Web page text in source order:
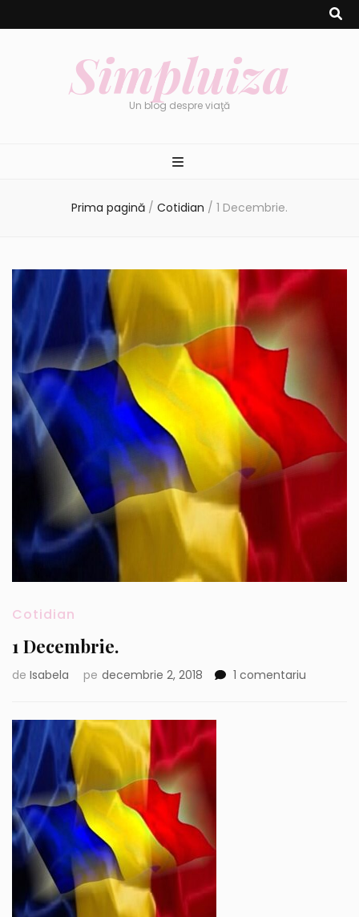
Simpluiza
Un blog despre viaţă
Prima pagină / Cotidian / 1 Decembrie.
Cotidian
1 Decembrie.
de Isabela pe decembrie 2, 2018 1 comentariu